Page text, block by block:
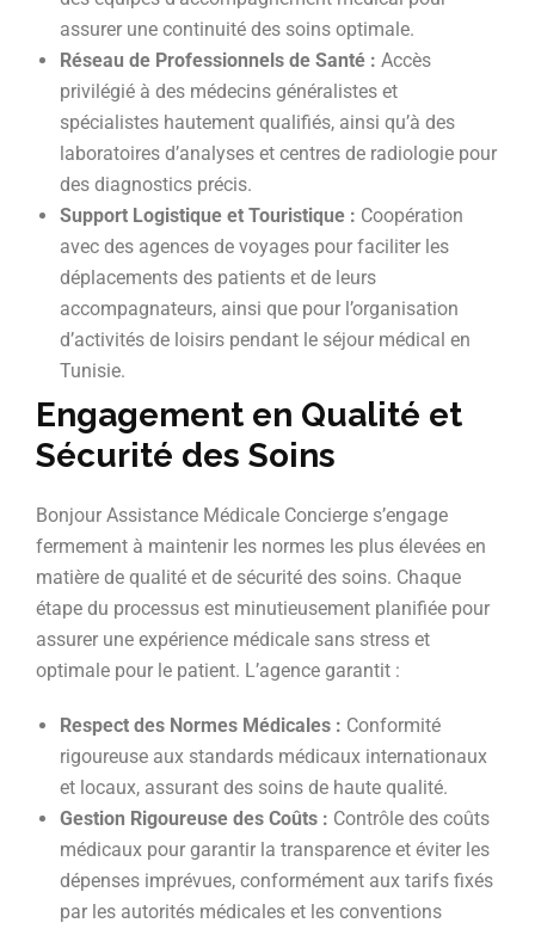
assurer une continuité des soins optimale.
Réseau de Professionnels de Santé : Accès
privilégié à des médecins généralistes et
spécialistes hautement qualifiés, ainsi qu’à des
laboratoires d’analyses et centres de radiologie pour
des diagnostics précis.
Support Logistique et Touristique : Coopération
avec des agences de voyages pour faciliter les
déplacements des patients et de leurs
accompagnateurs, ainsi que pour l’organisation
d’activités de loisirs pendant le séjour médical en
Tunisie.
Engagement en Qualité et
Sécurité des Soins
Bonjour Assistance Médicale Concierge s’engage
fermement à maintenir les normes les plus élevées en
matière de qualité et de sécurité des soins. Chaque
étape du processus est minutieusement planifiée pour
assurer une expérience médicale sans stress et
optimale pour le patient. L’agence garantit :
Respect des Normes Médicales : Conformité
rigoureuse aux standards médicaux internationaux
et locaux, assurant des soins de haute qualité.
Gestion Rigoureuse des Coûts : Contrôle des coûts
médicaux pour garantir la transparence et éviter les
dépenses imprévues, conformément aux tarifs fixés
par les autorités médicales et les conventions